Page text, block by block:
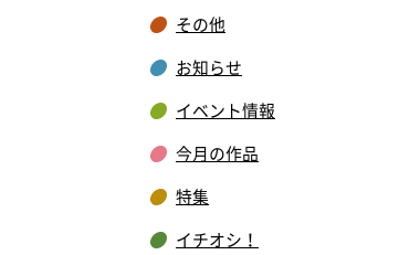
その他
お知らせ
イベント情報
今月の作品
特集
イチオシ！